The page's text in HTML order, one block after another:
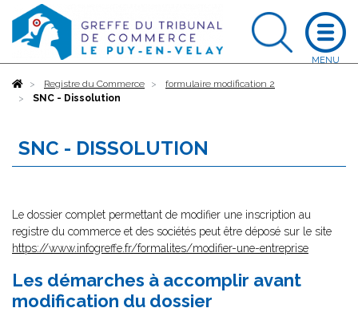
AccueilRegistre du Commerce
formulaire modification 2
SNC - Dissolution
SNC - DISSOLUTION
Le dossier complet permettant de modifier une inscription au
registre du commerce et des sociétés peut être déposé sur le site
https://www.infogreffe.fr/formalites/modifier-une-entreprise
Les démarches à accomplir avant
modification du dossier